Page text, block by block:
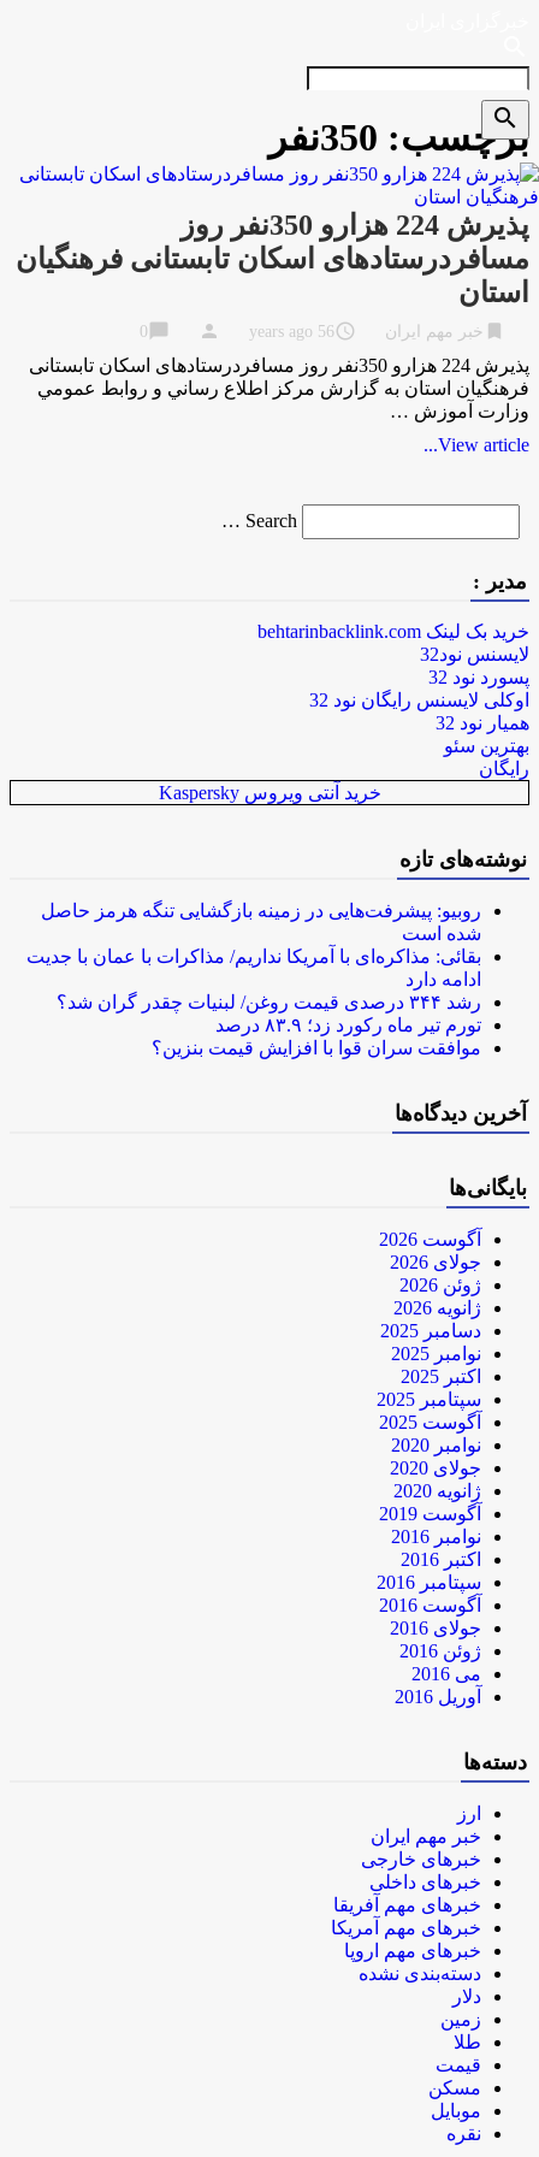
برچسب: 350نفر
پذیرش 224 هزارو 350نفر روز
مسافردرستادهای اسکان تابستانی فرهنگیان
استان
خبر مهم ایران access_time
56 years ago
person
chat_bubble
پذیرش 224 هزارو 350نفر روز مسافردرستادهای اسکان تابستانی
فرهنگیان استان به گزارش مركز اطلاع رساني و روابط عمومي
وزارت آموزش …
View article...
for
Search …
search
مدیر :
خرید بک لینک behtarinbacklink.com
لایسنس نود32
پسورد نود 32
اوکلی لایسنس رایگان نود 32
همیار نود 32
بهترین سئو
رایگان
خرید آنتی ویروس Kaspersky
نوشته‌های تازه
روبیو: پیشرفت‌هایی در زمینه بازگشایی تنگه هرمز حاصل
شده است
بقائی: مذاکره‌ای با آمریکا نداریم/ مذاکرات با عمان با جدیت
ادامه دارد
رشد ۳۴۴ درصدی قیمت روغن/ لبنیات چقدر گران شد؟
تورم تیر ماه رکورد زد؛ ۸۳.۹ درصد
موافقت سران قوا با افزایش قیمت بنزین؟
آخرین دیدگاه‌ها
بایگانی‌ها
آگوست 2026
جولای 2026
ژوئن 2026
ژانویه 2026
دسامبر 2025
نوامبر 2025
اکتبر 2025
سپتامبر 2025
آگوست 2025
نوامبر 2020
جولای 2020
ژانویه 2020
آگوست 2019
نوامبر 2016
اکتبر 2016
سپتامبر 2016
آگوست 2016
جولای 2016
ژوئن 2016
می 2016
آوریل 2016
دسته‌ها
ارز
خبر مهم ایران
خبرهای خارجی
خبرهای داخلی
خبرهای مهم آفریقا
خبرهای مهم آمریکا
خبرهای مهم اروپا
دسته‌بندی نشده
دلار
زمین
طلا
قیمت
مسکن
موبایل
نقره